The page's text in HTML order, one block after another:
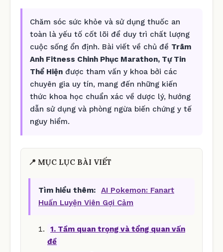
Chăm sóc sức khỏe và sử dụng thuốc an
toàn là yếu tố cốt lõi để duy trì chất lượng
cuộc sống ổn định. Bài viết về chủ đề Trâm
Anh Fitness Chinh Phục Marathon, Tự Tin
Thể Hiện được tham vấn y khoa bởi các
chuyên gia uy tín, mang đến những kiến
thức khoa học chuẩn xác về dược lý, hướng
dẫn sử dụng và phòng ngừa biến chứng y tế
nguy hiểm.
📍 MỤC LỤC BÀI VIẾT
Tìm hiểu thêm:
AI Pokemon: Fanart
Huấn Luyện Viên Gợi Cảm
1. Tầm quan trọng và tổng quan vấn
đề